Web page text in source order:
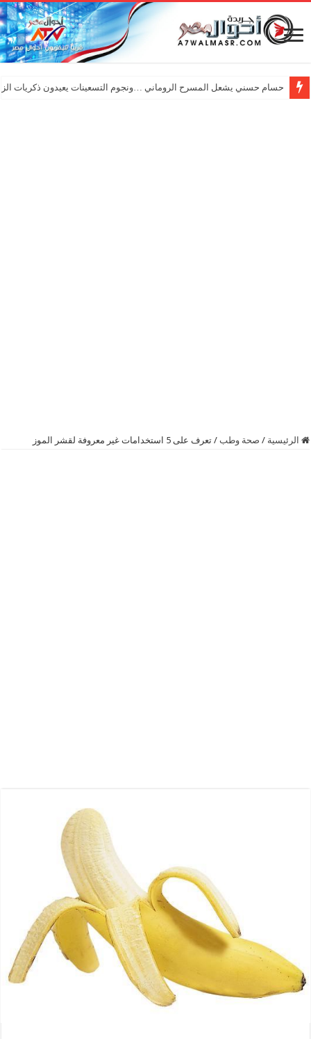
حسام حسني يشعل المسرح الروماني …ونجوم التسعينات يعيدون ذكريات
الرئيسية / صحة وطب / تعرف على 5 استخدامات غير معروفة لقشر الموز